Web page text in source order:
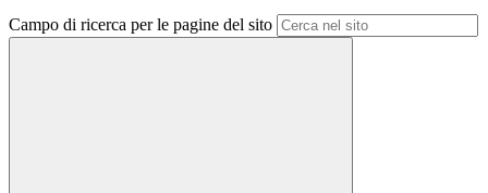
Campo di ricerca per le pagine del sito